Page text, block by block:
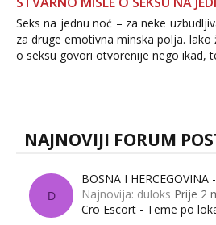
Seks na jednu noć – za neke
za druge emotivna minska polja.
o seksu govori otvorenije nego ikad,
dalje izaziva burne rasprave. Što
NAJNOVIJI FORUM
D
BOSNA I
Najnovija: duloks Prije 2
Cro Escort - Teme po